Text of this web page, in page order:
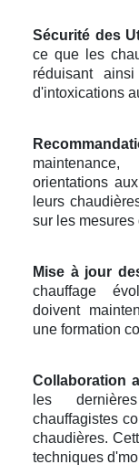
Sécurité des
ce que les
réduisant
d'intoxications
orientations
leurs
sur les mesures
Mise à jour
chauffage
doivent
une formation
Collaboration
les
chauffagistes
chaudières.
techniques